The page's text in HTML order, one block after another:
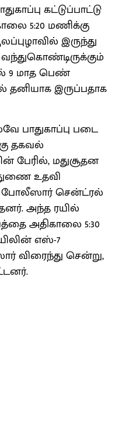
கட்டுப்பாட்டு
5:20 மணிக்கு
இருந்து
9 மாத பெண்
இருப்பதாக
பாதுகாப்பு படை
தகவல்
பேரில், மதுசூதன
உதவி
போலீஸார் சென்ட்ரல்
அந்த ரயில்
அதிகாலை 5:30
எஸ்-7
விரைந்து சென்று,